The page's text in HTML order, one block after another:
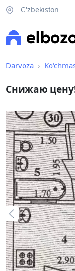
O'zbekiston
Darvoza
Снижаю